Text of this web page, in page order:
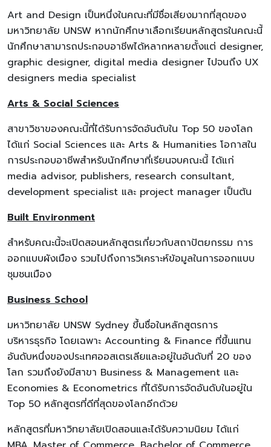
Art and Design เป็นหนึ่งในคณะที่มีชื่อเสียงมากที่สุดของ
มหาวิทยาลัย UNSW หากนักศึกษาเลือกเรียนหลักสูตรในคณะนี้
นักศึกษาสามารถประกอบอาชีพได้หลากหลายตั้งแต่ designer,
graphic designer, digital media designer ไปจนถึง UX
designers media specialist
Arts & Social Sciences
สาขาวิชาของคณะนี้ที่ได้รับการจัดอันดับใน Top 50 ของโลก
ได้แก่ Social Sciences และ Arts & Humanities โอกาสใน
การประกอบอาชีพสำหรับนักศึกษาที่เรียนจบคณะนี้ ได้แก่
media advisor, publishers, research consultant,
development specialist และ project manager เป็นต้น
Built Environment
สำหรับคณะนี้จะเปิดสอนหลักสูตรเกี่ยวกับสถาปัตยกรรม การ
ออกแบบผังเมือง รวมไปถึงการวิเคราะห์ข้อมูลในการออกแบบ
ชุมชนเมือง
Business School
มหาวิทยาลัย UNSW Sydney ขึ้นชื่อในหลักสูตรการ
บริหารธุรกิจ โดยเฉพาะ Accounting & Finance ที่ขึ้นแทน
อันดับหนึ่งของประเทศออสเตรเลียและอยู่ในอันดับที่ 20 ของ
โลก รวมถึงยังมีสาขา Business & Management และ
Economies & Econometrics ที่ได้รับการจัดอันดับในอยู่ใน
Top 50 หลักสูตรที่ดีที่สุดของโลกอีกด้วย
หลักสูตรที่มหาวิทยาลัยเปิดสอนและได้รับความนิยม ได้แก่